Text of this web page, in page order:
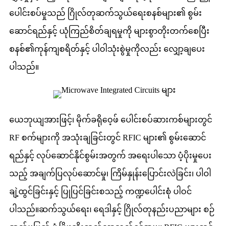
ပေါင်းစပ်မှုသည် ဂြိုလ်တုဆက်သွယ်ရေးစနစ်များ၏ စွမ်း
ဆောင်ရည်နှင့် ယုံကြည်စိတ်ချရမှုကို များစွာတိုးတက်စေပြီး
စနစ်၏ကုန်ကျစရိတ်နှင့် ပါဝါသုံးစွဲမှုကိုလည်း လျှော့ချပေး
ပါသည်။
ယေဘုယျအားဖြင့်၊ မိုက်ခရိုဝေ့ဖ် ပေါင်းစပ်ဆားကစ်များတွင်
RF စက်များကို အသုံးချခြင်းတွင် RFIC များ၏ စွမ်းဆောင်
ရည်နှင့် လုပ်ဆောင်နိုင်စွမ်းအတွက် အရေးပါသော ပံ့ပိုးမှုပေး
သည့် အချက်ပြလုပ်ဆောင်မှု၊ ကြိမ်နှုန်းပြောင်းလဲခြင်း၊ ပါဝါ
ချဲ့ထွင်ခြင်းနှင့် ပြုပြင်ခြင်းစသည့် ကဏ္ဍပေါင်းစုံ ပါဝင်
ပါသည်။ဆက်သွယ်ရေး၊ ရေဒါနှင့် ဂြိုလ်တုနည်းပညာများ စဉ်